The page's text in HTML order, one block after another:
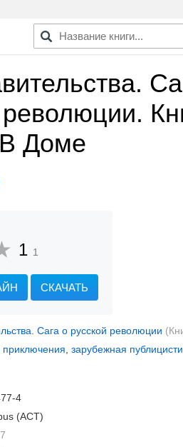
революции.
Доме
1 1
СКАЧАТЬ
Сага о русской революции
приключения зарубежная
4
(АСТ)